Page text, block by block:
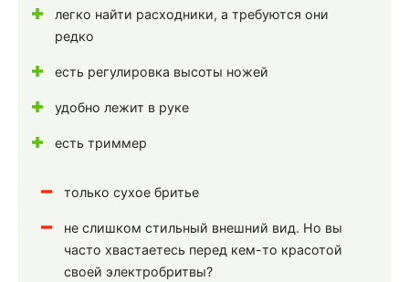
легко найти расходники, а требуются они
редко
есть регулировка высоты ножей
удобно лежит в руке
есть триммер
только сухое бритье
не слишком стильный внешний вид. Но вы
часто хвастаетесь перед кем-то красотой
своей электробритвы?